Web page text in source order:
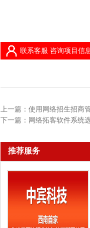
联系客服 咨询项目信
上一篇： 使用网络招生招商
下一篇： 网络拓客软件系统
推荐服务